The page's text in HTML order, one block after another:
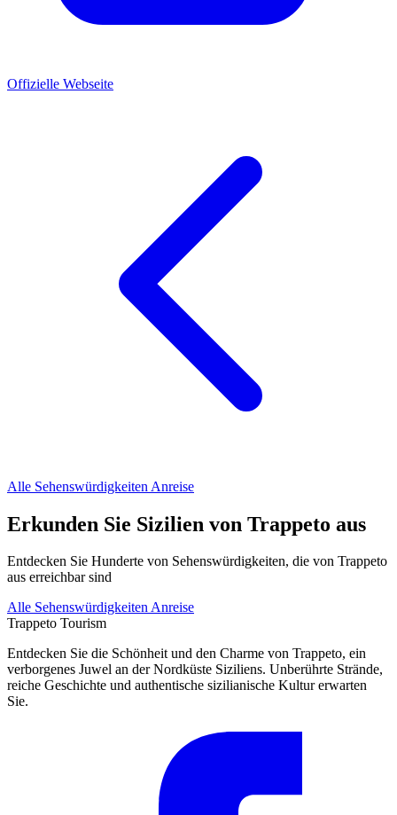
Offizielle Webseite
Alle Sehenswürdigkeiten Anreise
Erkunden Sie Sizilien von Trappeto aus
Entdecken Sie Hunderte von Sehenswürdigkeiten, die von Trappeto
aus erreichbar sind
Alle SehenswürdigkeitenAnreise
Trappeto Tourism
Entdecken Sie die Schönheit und den Charme von Trappeto, ein
verborgenes Juwel an der Nordküste Siziliens. Unberührte Strände,
reiche Geschichte und authentische sizilianische Kultur erwarten
Sie.